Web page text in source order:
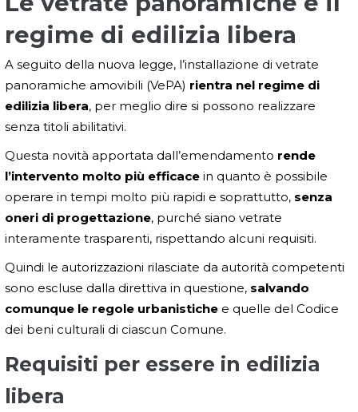
regime di edilizia libera
A seguito della nuova legge, l’installazione di vetrate
panoramiche amovibili (VePA) rientra nel regime di
edilizia libera, per meglio dire si possono realizzare
senza titoli abilitativi.
Questa novità apportata dall’emendamento rende
l’intervento molto più efficace in quanto è possibile
operare in tempi molto più rapidi e soprattutto, senza
oneri di progettazione, purché siano vetrate
interamente trasparenti, rispettando alcuni requisiti.
Quindi le autorizzazioni rilasciate da autorità competenti
sono escluse dalla direttiva in questione, salvando
comunque le regole urbanistiche e quelle del Codice
dei beni culturali di ciascun Comune.
Requisiti per essere in edilizia
libera